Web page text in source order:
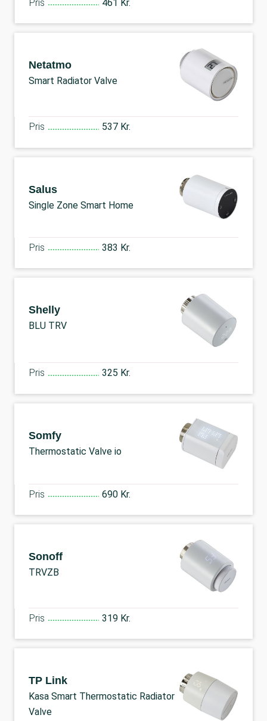
Pris 461 Kr.
Netatmo
Smart Radiator Valve
Pris 537 Kr.
Salus
Single Zone Smart Home
Pris 383 Kr.
Shelly
BLU TRV
Pris 325 Kr.
Somfy
Thermostatic Valve io
Pris 690 Kr.
Sonoff
TRVZB
Pris 319 Kr.
TP Link
Kasa Smart Thermostatic Radiator
Valve